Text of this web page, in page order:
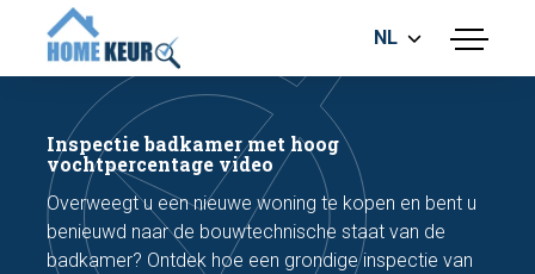
menu
BOUWKUNDIGE KEURING
ENERGIELABEL
MEETRAPPORT
FUNDERINGSRISICO ONDERZOEK
NL
Inspectie badkamer met hoog
vochtpercentage video
Overweegt u een nieuwe woning te kopen en bent u
benieuwd naar de bouwtechnische staat van de
badkamer? Ontdek hoe een grondige inspectie van